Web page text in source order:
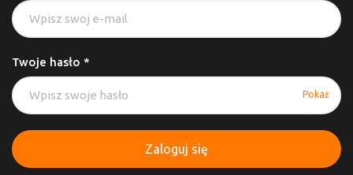
Twoje hasło *
Pokaż
Zaloguj się